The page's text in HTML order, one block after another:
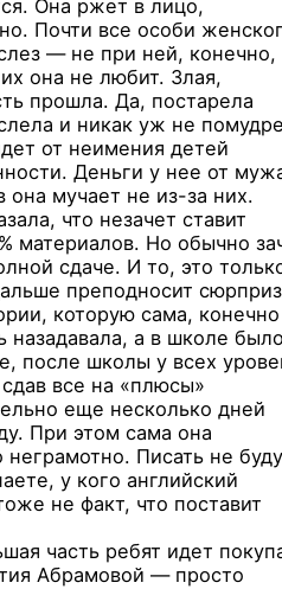
Она ржет в лицо,
Почти все особи
— не при ней, конечно,
она не любит. Злая,
прошла. Да, постарела
и никак уж не
от неимения детей
Деньги у нее от
она мучает не из-за них.
что незачет ставит
материалов. Но обычно
сдаче. И то, это
преподносит
которую сама,
назадавала, а в школе
после школы у всех
все на «плюсы»
еще несколько дней
При этом сама она
Писать не
у кого английский
не факт, что поставит
часть ребят идет
Абрамовой — просто